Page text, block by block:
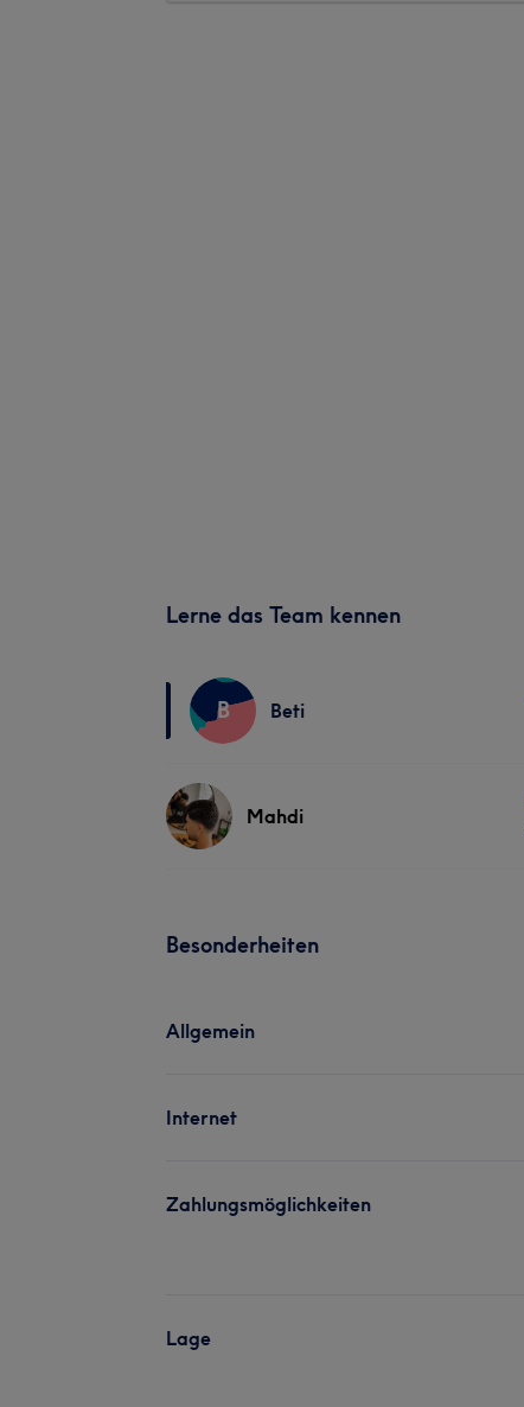
Lerne das Team kennen
B Beti
Mahdi
Besonderheiten
Allgemein
Internet
Zahlungsmöglichkeiten
Lage